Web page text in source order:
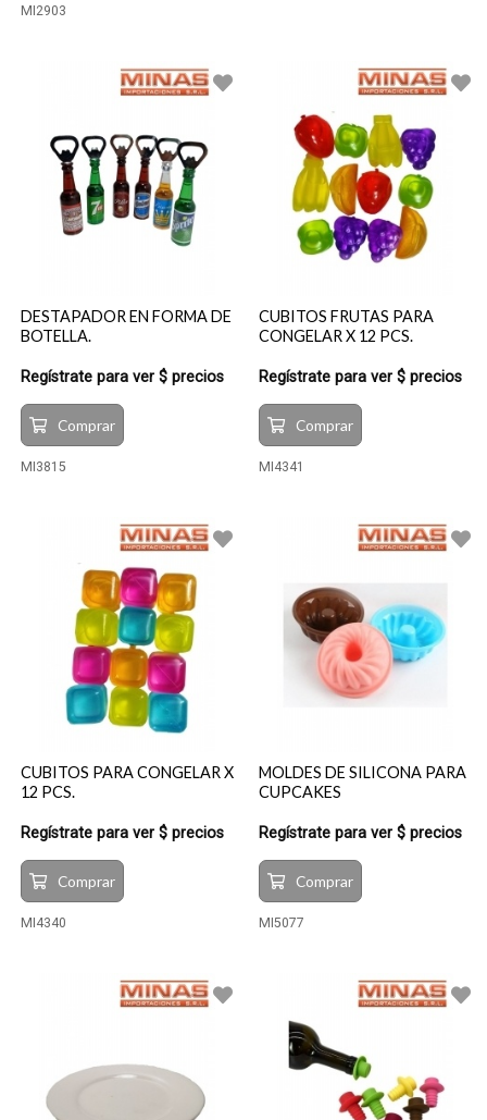
MI2903
DESTAPADOR EN FORMA DE
BOTELLA.
Regístrate para ver $ precios
Comprar
MI3815
CUBITOS FRUTAS PARA
CONGELAR X 12 PCS.
Regístrate para ver $ precios
Comprar
MI4341
CUBITOS PARA CONGELAR X
12 PCS.
Regístrate para ver $ precios
Comprar
MI4340
MOLDES DE SILICONA PARA
CUPCAKES
Regístrate para ver $ precios
Comprar
MI5077